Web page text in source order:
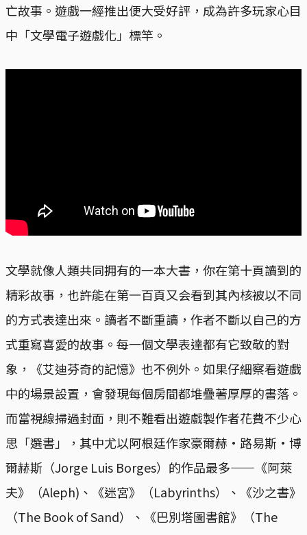
亡故事。遊戲一經推出便大受好評，成為許多玩家心目
中「文學電子遊戲化」標竿。
文學就像人類共同拥有的一本大書，你在第十頁讀到的
精彩故事，也許能在第一百頁又会看到其內核被以不同
的方式表達出來。讀者不斷重讀，作者不斷以自己的方
式重寫喜愛的故事。每一個文學表達都有它致敬的對
象，《艾迪芬奇的記憶》也不例外。如果仔細察看遊戲
中的場景設置，會發現每個房間都堆疊著厚厚的書落。
而當視線掃過封面，則不難看出遊戲製作者花費不少心
思「選書」，其中尤以阿根廷作家豪爾赫·路易斯·博
爾赫斯（Jorge Luis Borges）的作品最多——《阿萊
夫》（Aleph)、《迷宮》（Labyrinths）、《沙之書》
（The Book of Sand）、《巴別塔圖書館》（The